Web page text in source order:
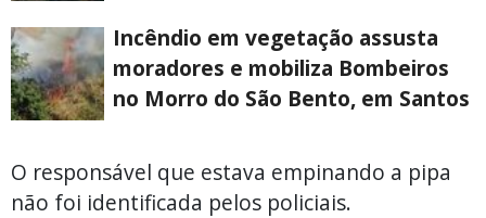
Incêndio em vegetação assusta
moradores e mobiliza Bombeiros
no Morro do São Bento, em Santos
O responsável que estava empinando a pipa
não foi identificada pelos policiais.